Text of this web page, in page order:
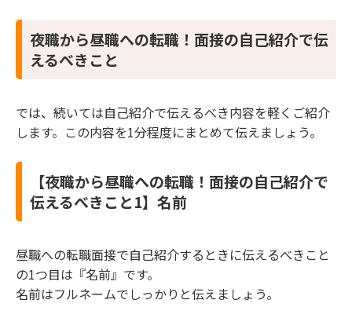
6 夜職から昼職への転職面接で避けるべき退職理由
3つ
6.2 【夜職から昼職への転職面接で避けるべき退
職理由2】嘘をつくこと
職理由3】人間関係を原因にする
7 まとめ
夜職から昼職への転職！面接の自己紹介で伝
えるべきこと
では、続いては自己紹介で伝えるべき内容を軽くご紹介
します。この内容を1分程度にまとめて伝えましょう。
【夜職から昼職への転職！面接の自己紹介で
伝えるべきこと1】名前
昼職への転職面接で自己紹介するときに伝えるべきこと
の1つ目は『名前』です。
名前はフルネームでしっかりと伝えましょう。